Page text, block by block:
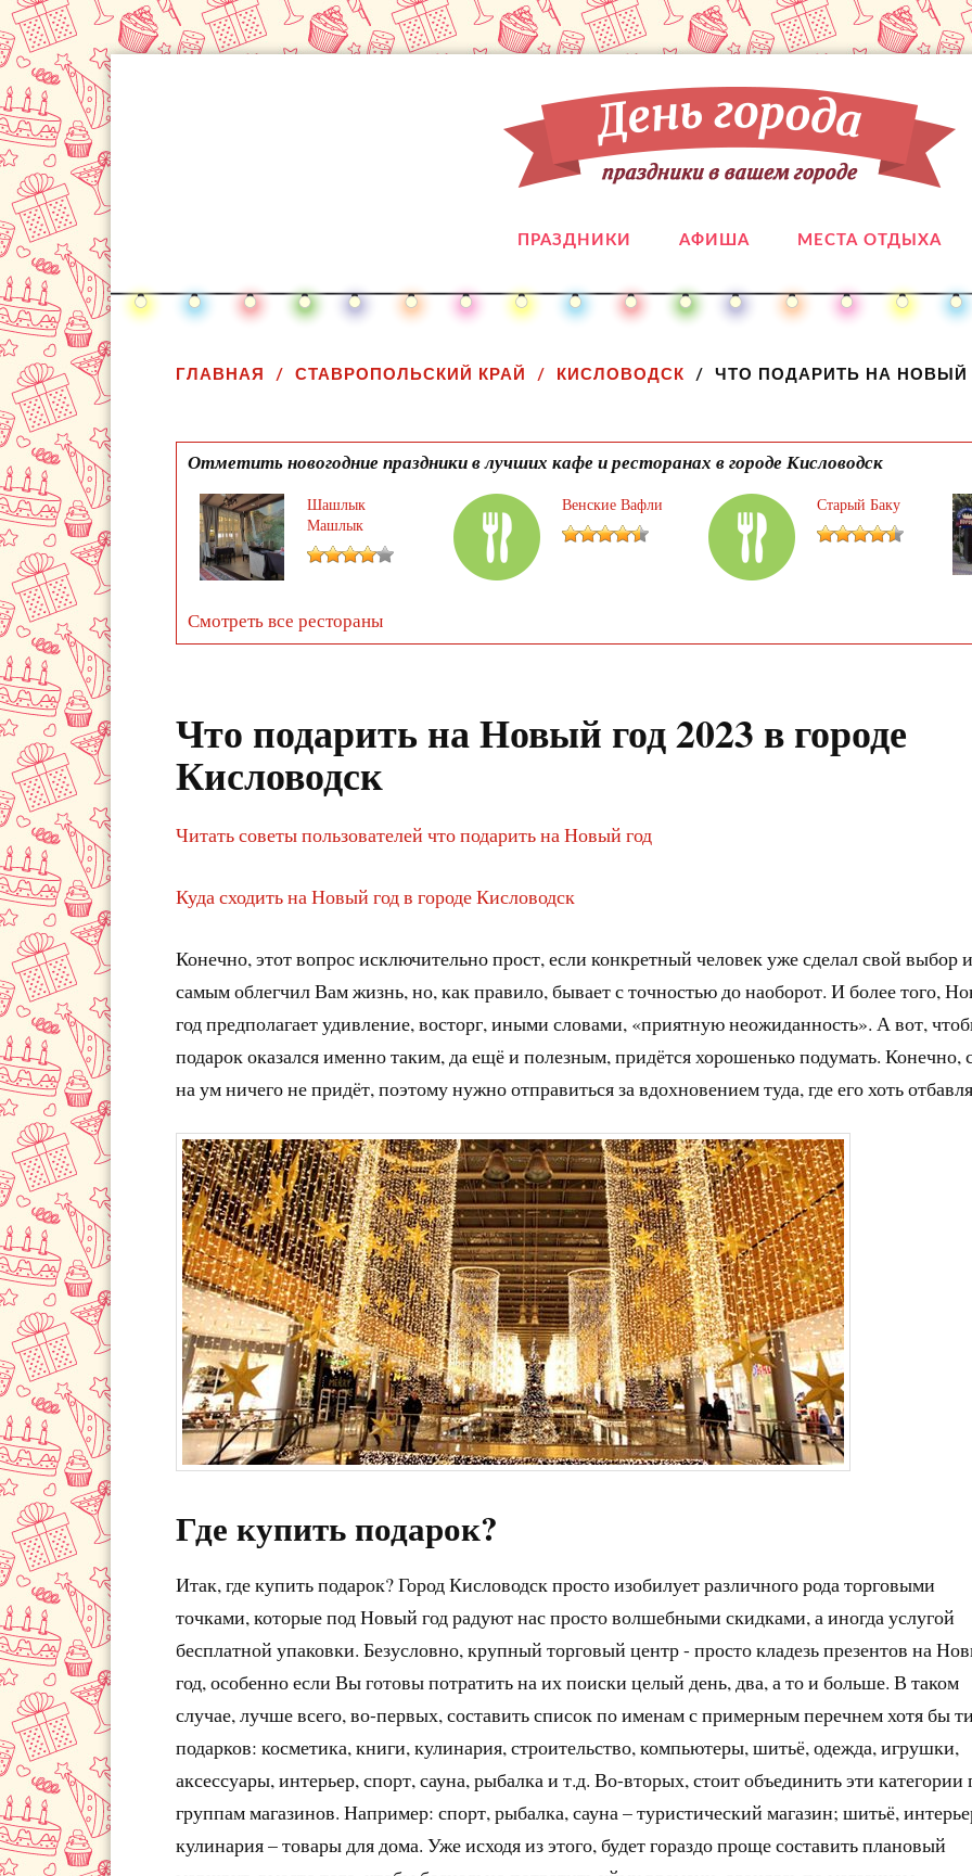
ПРАЗДНИКИ АФИША МЕСТА ОТДЫХА
ГЛАВНАЯ СТАВРОПОЛЬСКИЙ КРАЙ КИСЛОВОДСК ЧТО ПОДАРИТЬ НА НОВЫЙ
Отметить новогодние праздники в лучших кафе и ресторанах в городе Кисловодск
Шашлык
Машлык
Венские Вафли Старый Баку
Смотреть все рестораны
Что подарить на Новый год 2023 в городе
Кисловодск
Читать советы пользователей что подарить на Новый год
Куда сходить на Новый год в городе Кисловодск
Конечно, этот вопрос исключительно прост, если конкретный человек уже сделал свой выбор
самым облегчил Вам жизнь, но, как правило, бывает с точностью до наоборот. И более того,
год предполагает удивление, восторг, иными словами, «приятную неожиданность». А вот,
подарок оказался именно таким, да ещё и полезным, придётся хорошенько подумать. Конечно,
на ум ничего не придёт, поэтому нужно отправиться за вдохновением туда, где его хоть
Где купить подарок?
Итак, где купить подарок? Город Кисловодск просто изобилует различного рода торговыми
точками, которые под Новый год радуют нас просто волшебными скидками, а иногда услугой
бесплатной упаковки. Безусловно, крупный торговый центр - просто кладезь презентов на
год, особенно если Вы готовы потратить на их поиски целый день, два, а то и больше. В таком
случае, лучше всего, во-первых, составить список по именам с примерным перечнем хотя бы
подарков: косметика, книги, кулинария, строительство, компьютеры, шитьё, одежда, игрушки,
аксессуары, интерьер, спорт, сауна, рыбалка и т.д. Во-вторых, стоит объединить эти категории
группам магазинов. Например: спорт, рыбалка, сауна – туристический магазин; шитьё,
кулинария – товары для дома. Уже исходя из этого, будет гораздо проще составить плановый